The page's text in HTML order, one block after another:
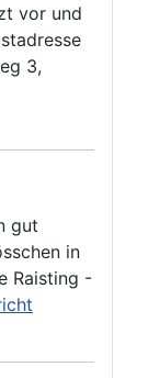
vor und
3,
gut
in
Raisting -